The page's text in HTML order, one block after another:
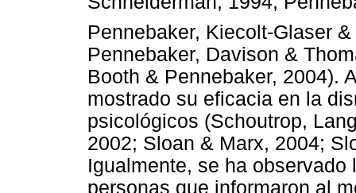
Pennebaker, Kiecolt-Glaser
Pennebaker, Davison &
Booth & Pennebaker, 2004).
mostrado su eficacia en la
psicológicos (Schoutrop,
2002; Sloan & Marx, 2004;
Igualmente, se ha
personas que informaron al